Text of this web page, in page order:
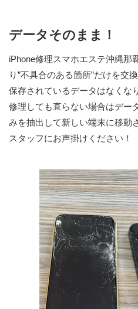
データそのまま！
iPhone修理スマホエステ沖縄那
り”不具合のある箇所”だけを交
保存されているデータはなくな
修理しても直らない場合はデー
みを抽出して新しい端末に移動
スタッフにお声掛けください！